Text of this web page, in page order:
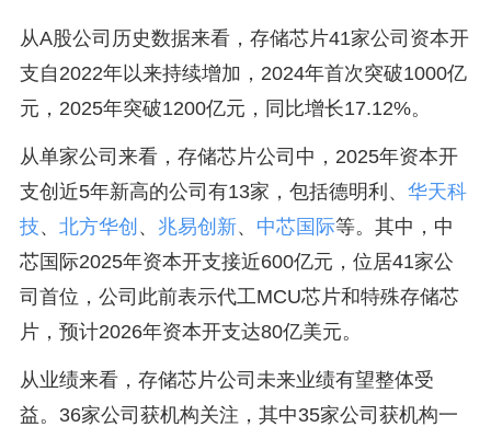
从A股公司历史数据来看，存储芯片41家公司资本开
支自2022年以来持续增加，2024年首次突破1000亿
元，2025年突破1200亿元，同比增长17.12%。
从单家公司来看，存储芯片公司中，2025年资本开
支创近5年新高的公司有13家，包括德明利、 华天科
技、 北方华创 、 兆易创新、 中芯国际等。其中，中
芯国际2025年资本开支接近600亿元，位居41家公
司首位，公司此前表示代工MCU芯片和特殊存储芯
片，预计2026年资本开支达80亿美元。
从业绩来看，存储芯片公司未来业绩有望整体受
益。36家公司获机构关注，其中35家公司获机构一